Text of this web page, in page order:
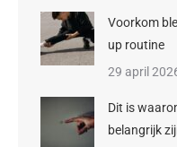
Voorkom
up routine
29 april
Dit is
belangrijk